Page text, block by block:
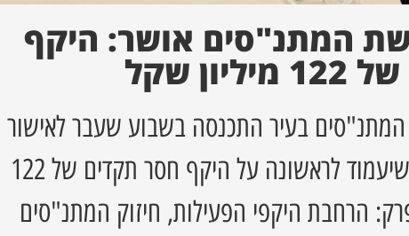
המתנ"סים אושר: היקף
שקל
בעיר התכנסה בשבוע שעבר לאישור
תקציב שנת 2026, שיעמוד לראשונה על היקף חסר תקדים של 122
הרחבת היקפי הפעילות, חיזוק המתנ"סים